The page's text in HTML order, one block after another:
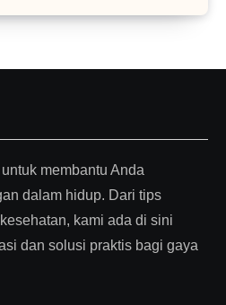
membantu Anda
dalam hidup. Dari tips
kami ada di sini
dan solusi praktis bagi gaya